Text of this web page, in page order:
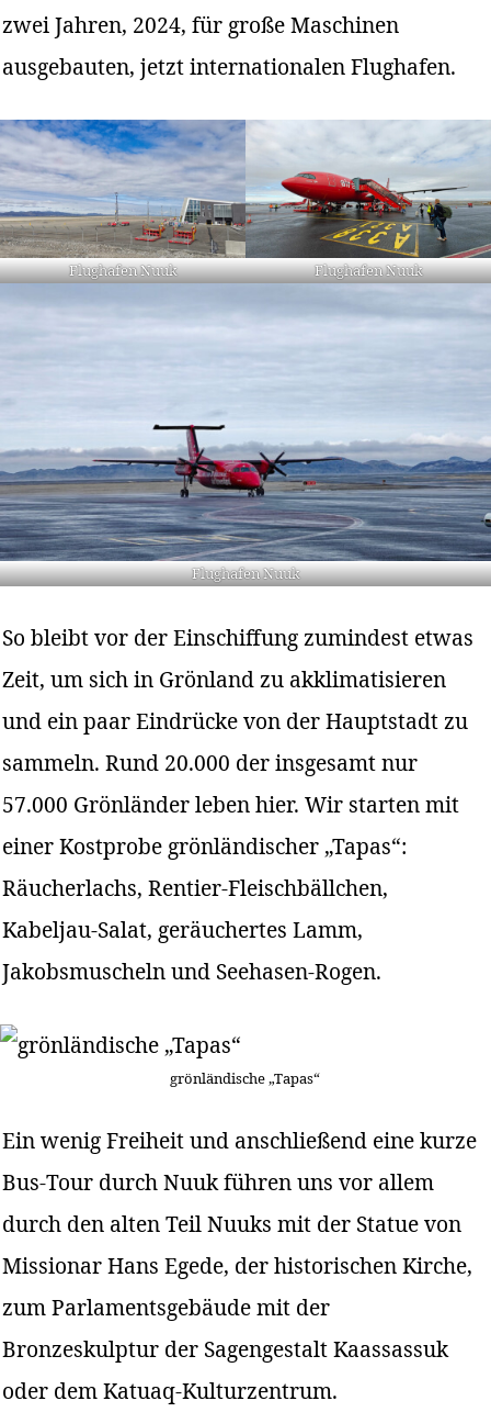
zwei Jahren, 2024, für große Maschinen
ausgebauten, jetzt internationalen Flughafen.
Flughafen Nuuk Flughafen Nuuk
Flughafen Nuuk
So bleibt vor der Einschiffung zumindest etwas
Zeit, um sich in Grönland zu akklimatisieren
und ein paar Eindrücke von der Hauptstadt zu
sammeln. Rund 20.000 der insgesamt nur
57.000 Grönländer leben hier. Wir starten mit
einer Kostprobe grönländischer „Tapas“:
Räucherlachs, Rentier-Fleischbällchen,
Kabeljau-Salat, geräuchertes Lamm,
Jakobsmuscheln und Seehasen-Rogen.
grönländische „Tapas“
Ein wenig Freiheit und anschließend eine kurze
Bus-Tour durch Nuuk führen uns vor allem
durch den alten Teil Nuuks mit der Statue von
Missionar Hans Egede, der historischen Kirche,
zum Parlamentsgebäude mit der
Bronzeskulptur der Sagengestalt Kaassassuk
oder dem Katuaq-Kulturzentrum.